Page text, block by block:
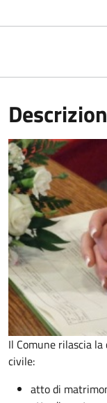
Il Comune rilascia
civile:
atto di